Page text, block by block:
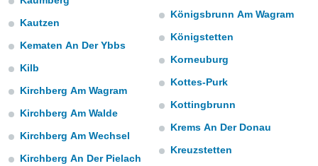
seguir
coste.
botón
a la
todas
ya sean
CONTINUAR
CONFIGURACIÓN
Kautzen
Kematen An Der Ybbs
Kilb
Kirchberg Am Wagram
Kirchberg Am Walde
Kirchberg Am Wechsel
Kirchberg An Der Pielach
Königsbrunn Am Wagram
Königstetten
Korneuburg
Kottes-Purk
Kottingbrunn
Krems An Der Donau
Kreuzstetten